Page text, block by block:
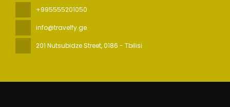
+995555201050
info@travelfy.ge
201 Nutsubidze Street, 0186 - Tbilisi